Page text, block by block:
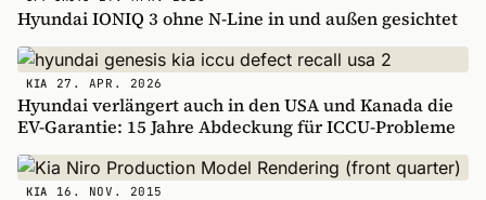
Hyundai IONIQ 3 ohne N-Line in und außen gesichtet
KIA 27. APR. 2026
Hyundai verlängert auch in den USA und Kanada die
EV-Garantie: 15 Jahre Abdeckung für ICCU-Probleme
KIA 16. NOV. 2015